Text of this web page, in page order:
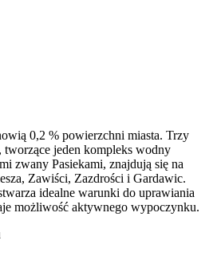
0,2 % powierzchni miasta. Trzy
tworzące jeden kompleks wodny
zwany Pasiekami, znajdują się na
Zawiści, Zazdrości i Gardawic.
idealne warunki do uprawiania
możliwość aktywnego wypoczynku.